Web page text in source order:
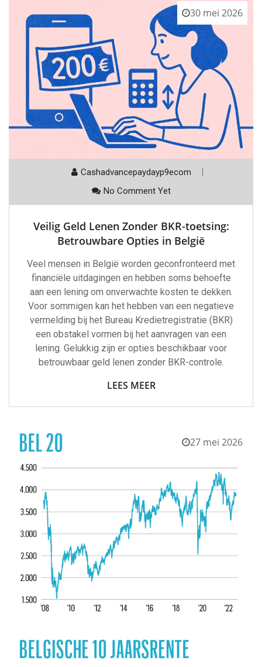
30 mei 2026
Cashadvancepaydayp9ecom
No Comment Yet
Veilig Geld Lenen Zonder BKR-toetsing:
Betrouwbare Opties in België
Veel mensen in België worden geconfronteerd met
financiële uitdagingen en hebben soms behoefte
aan een lening om onverwachte kosten te dekken.
Voor sommigen kan het hebben van een negatieve
vermelding bij het Bureau Kredietregistratie (BKR)
een obstakel vormen bij het aanvragen van een
lening. Gelukkig zijn er opties beschikbaar voor
betrouwbaar geld lenen zonder BKR-controle.
LEES MEER
27 mei 2026